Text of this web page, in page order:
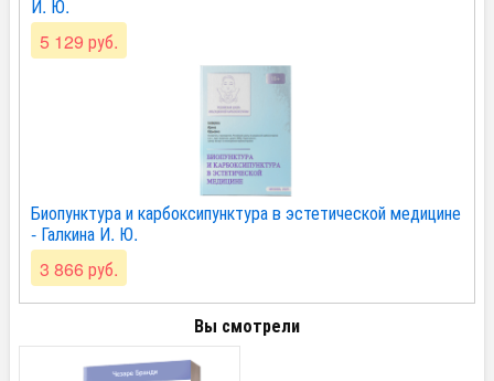
И. Ю.
5 129 руб.
Биопунктура и карбоксипунктура в эстетической медицине
- Галкина И. Ю.
3 866 руб.
Вы смотрели